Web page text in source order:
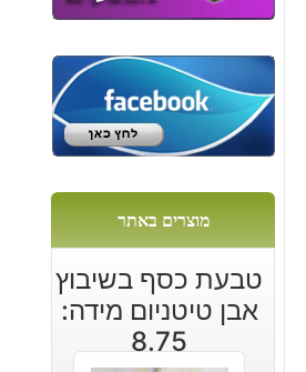
מוצרים באתר
טבעת כסף בשיבוץ
אבן טיטניום מידה:
8.75